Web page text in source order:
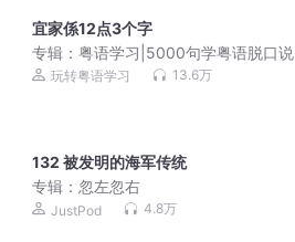
宜家係12点3个字
专辑：粤语学习|5000句学粤语脱口说
玩转粤语学习 13.6万
132 被发明的海军传统
专辑： 忽左忽右
JustPod 4.8万